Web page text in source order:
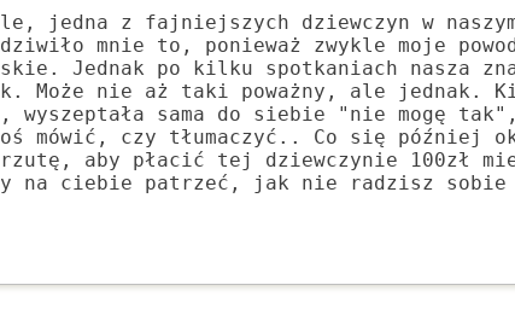
jedna z fajniejszych dziewczyn w
mnie to, ponieważ zwykle moje
Jednak po kilku spotkaniach nasza
Może nie aż taki poważny, ale jednak.
wyszeptała sama do siebie "nie mogę
mówić, czy tłumaczyć.. Co się później
aby płacić tej dziewczynie 100zł
na ciebie patrzeć, jak nie radzisz